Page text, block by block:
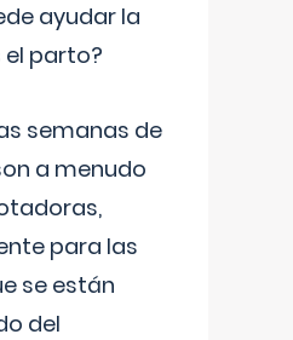
ayudar la
parto?
semanas de
a menudo
para las
se están
del